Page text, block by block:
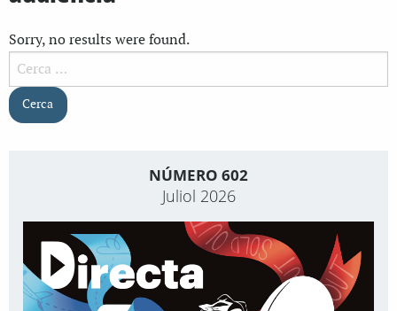
Sorry, no results were found.
Cerca:
NÚMERO 602
Juliol 2026